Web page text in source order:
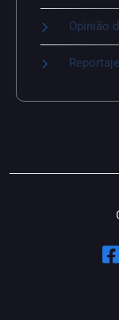
Opinião